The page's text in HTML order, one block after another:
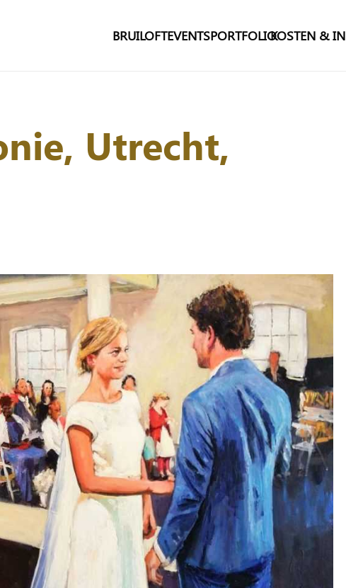
BRUILOFTEVENTSPORTFOLIOKOSTEN &
Utrecht,